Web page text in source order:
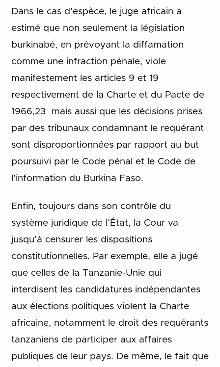
Dans le cas d’espèce, le juge africain a
estimé que non seulement la législation
burkinabé, en prévoyant la diffamation
comme une infraction pénale, viole
manifestement les articles 9 et 19
respectivement de la Charte et du Pacte de
1966,23 mais aussi que les décisions prises
par des tribunaux condamnant le requérant
sont disproportionnées par rapport au but
poursuivi par le Code pénal et le Code de
l’information du Burkina Faso.
Enfin, toujours dans son contrôle du
système juridique de l’État, la Cour va
jusqu’à censurer les dispositions
constitutionnelles. Par exemple, elle a jugé
que celles de la Tanzanie-Unie qui
interdisent les candidatures indépendantes
aux élections politiques violent la Charte
africaine, notamment le droit des requérants
tanzaniens de participer aux affaires
publiques de leur pays. De même, le fait que